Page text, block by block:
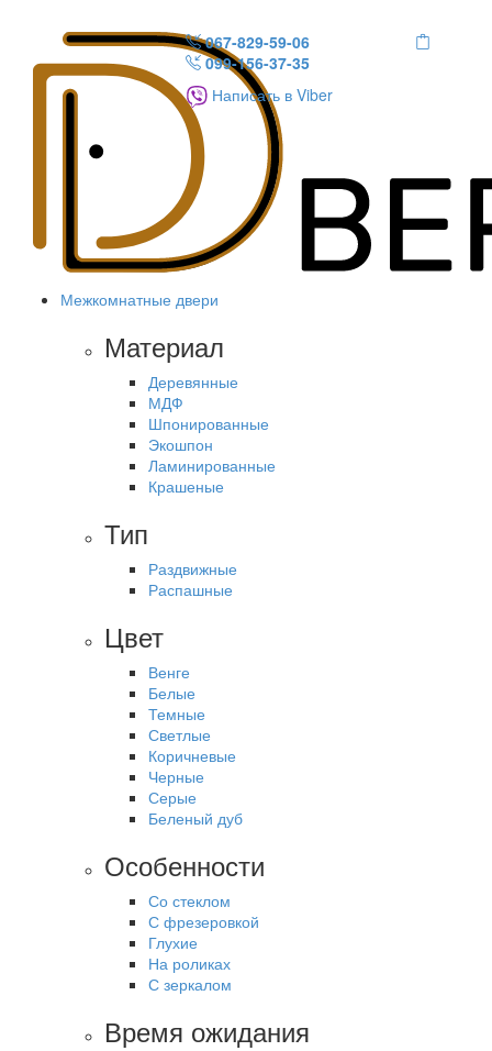
067-829-59-06
099-156-37-35
Написать в Viber
Межкомнатные двери
Материал
Деревянные
МДФ
Шпонированные
Экошпон
Ламинированные
Крашеные
Тип
Раздвижные
Распашные
Цвет
Венге
Белые
Темные
Светлые
Коричневые
Черные
Серые
Беленый дуб
Особенности
Со стеклом
С фрезеровкой
Глухие
На роликах
С зеркалом
Время ожидания